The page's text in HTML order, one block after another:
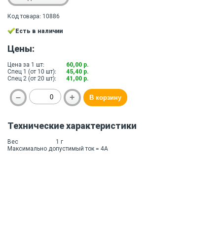
Код товара: 10886
Есть в наличии
Цены:
Цена за 1 шт:
60,00 р.
Спец 1 (от 10 шт):
45,40 р.
Спец 2 (от 20 шт):
41,00 р.
Технические характеристики
Вес
1 г
Максимально допустимый ток = 4A